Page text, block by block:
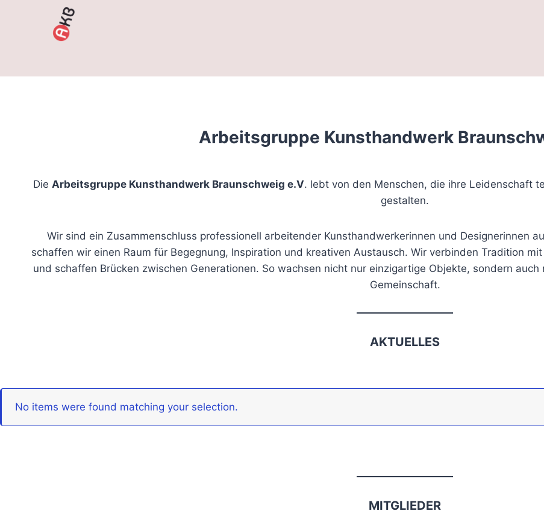
Arbeitsgruppe Kunsthandwerk
Die Arbeitsgruppe Kunsthandwerk Braunschweig e.V. lebt von den Menschen, die ihre Leidenschaft
gestalten.
Wir sind ein Zusammenschluss professionell arbeitender Kunsthandwerkerinnen und Designerinnen
schaffen wir einen Raum für Begegnung, Inspiration und kreativen Austausch. Wir verbinden Tradition
und schaffen Brücken zwischen Generationen. So wachsen nicht nur einzigartige Objekte, sondern
Gemeinschaft.
AKTUELLES
No items were found matching your selection.
MITGLIEDER